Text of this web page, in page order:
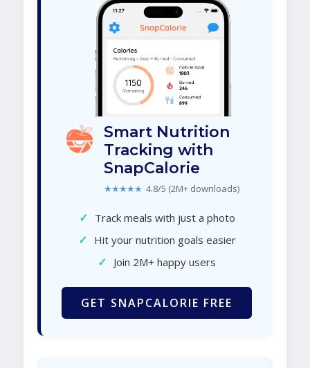
Smart Nutrition
Tracking with
SnapCalorie
★★★★★ 4.8/5 (2M+ downloads)
✓ Track meals with just a photo
✓ Hit your nutrition goals easier
✓ Join 2M+ happy users
GET SNAPCALORIE FREE